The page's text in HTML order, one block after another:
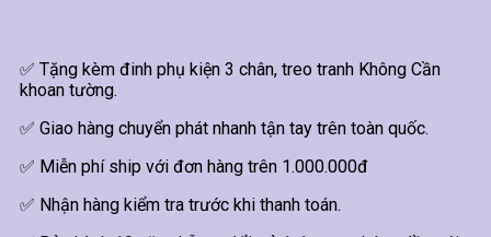
✅ Tặng kèm đinh phụ kiện 3 chân, treo tranh Không Cần
khoan tường.
✅ Giao hàng chuyển phát nhanh tận tay trên toàn quốc.
✅ Miễn phí ship với đơn hàng trên 1.000.000đ
✅ Nhận hàng kiểm tra trước khi thanh toán.